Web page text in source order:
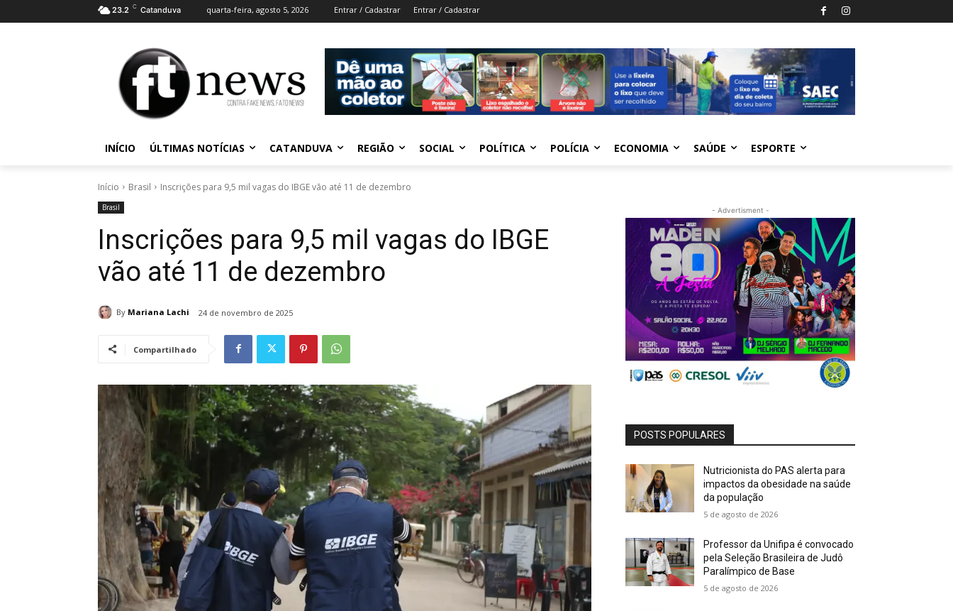
23.2 C Catanduva quarta-feira, agosto 5, 2026 Entrar / Cadastrar Entrar / Cadastrar
INÍCIO ÚLTIMAS NOTÍCIAS CATANDUVA REGIÃO SOCIAL POLÍTICA POLÍCIA ECONOMIA SAÚDE ESPORTE
Início Brasil Inscrições para 9,5 mil vagas do IBGE vão até 11 de dezembro
Brasil
Inscrições para 9,5 mil vagas do IBGE
vão até 11 de dezembro
By Mariana Lachi 24 de novembro de 2025
Compartilhado
- Advertisment -
POSTS POPULARES
Nutricionista do PAS alerta para
impactos da obesidade na saúde
da população
5 de agosto de 2026
Professor da Unifipa é convocado
pela Seleção Brasileira de Judô
Paralímpico de Base
5 de agosto de 2026